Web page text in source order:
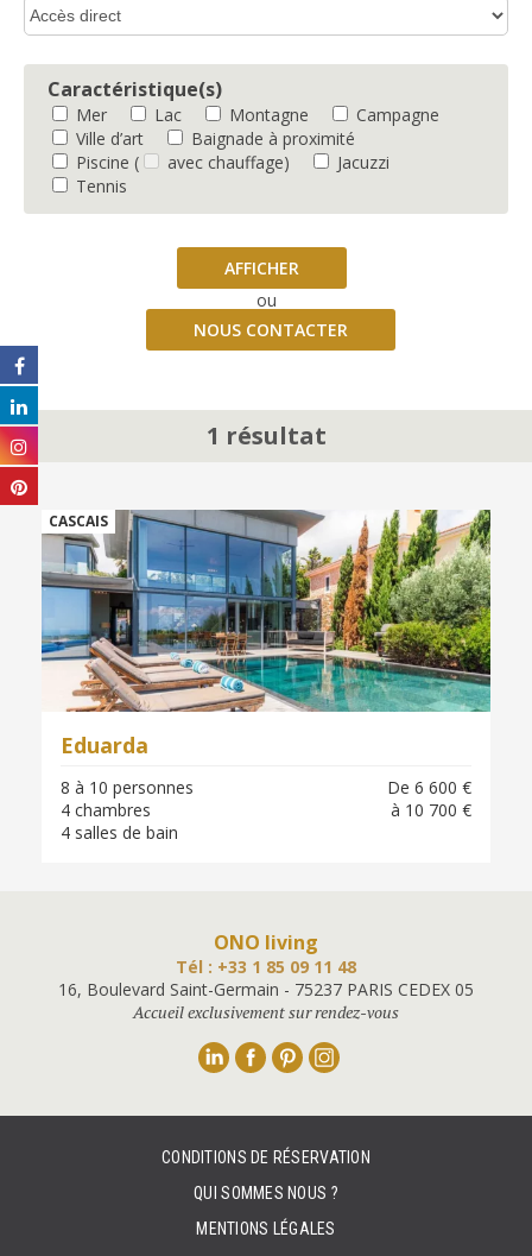
Caractéristique(s)
Mer Lac Montagne
Campagne
Ville d’art
Baignade à proximité
Piscine ( avec chauffage)
Jacuzzi
Tennis
AFFICHER
ou
NOUS CONTACTER
1 résultat
CASCAIS
Eduarda
De 6 600 €
à 10 700 €
8 à 10 personnes
4 chambres
4 salles de bain
ONO living
Tél : +33 1 85 09 11 48
16, Boulevard Saint-Germain - 75237 PARIS CEDEX 05
Accueil exclusivement sur rendez-vous
Linkedin
CONDITIONS DE RÉSERVATION
QUI SOMMES NOUS ?
MENTIONS LÉGALES